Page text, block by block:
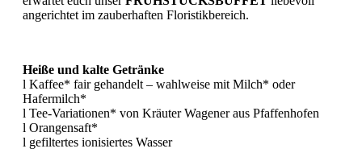
angerichtet im zauberhaften Floristikbereich.
Heiße und kalte Getränke
l Kaffee* fair gehandelt – wahlweise mit Milch* oder
Hafermilch*
l Tee-Variationen* von Kräuter Wagener aus Pfaffenhofen
l Orangensaft*
l gefiltertes ionisiertes Wasser